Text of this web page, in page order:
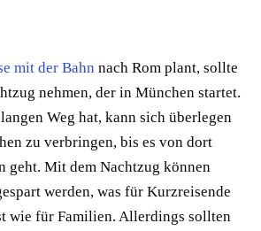
mit der Bahn nach Rom plant, sollte
nehmen, der in München startet.
Weg hat, kann sich überlegen
zu verbringen, bis es von dort
geht. Mit dem Nachtzug können
werden, was für Kurzreisende
wie für Familien. Allerdings sollten